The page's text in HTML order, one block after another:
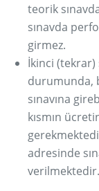
teorik
sınavda
girmez.
İkinci (tekrar)
durumunda,
sınavına
kısmın
adresinde
verilmektedir.